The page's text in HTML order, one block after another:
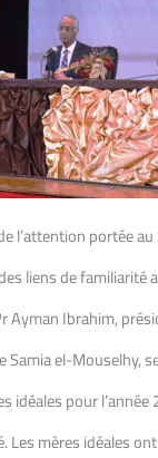
l’attention portée
liens de familiarité
Ayman Ibrahim,
Samia el-Mouselhy,
idéales pour
Les mères idéales